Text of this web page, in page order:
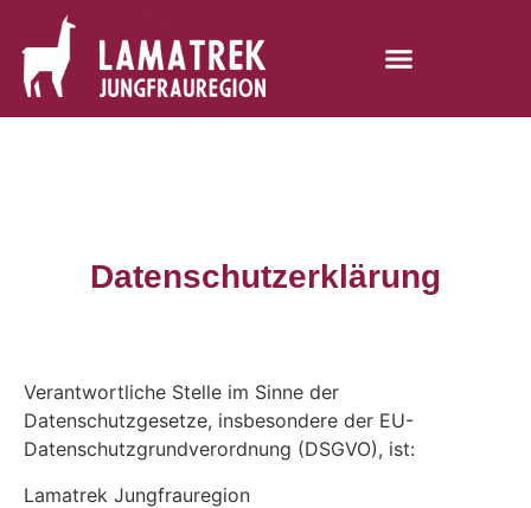
Datenschutzerklärung
Verantwortliche Stelle im Sinne der
Datenschutzgesetze, insbesondere der EU-
Datenschutzgrundverordnung (DSGVO), ist:
Lamatrek Jungfrauregion